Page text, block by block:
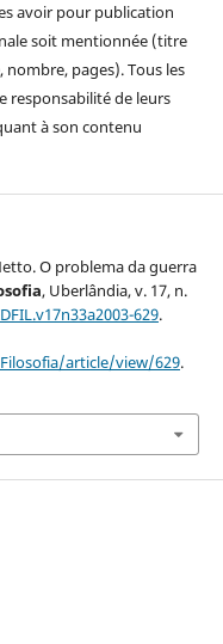
avoir pour publication
soit mentionnée (titre
nombre, pages). Tous les
responsabilité de leurs
à son contenu
O problema da guerra
, Uberlândia, v. 17, n.
629.
article/view/629.